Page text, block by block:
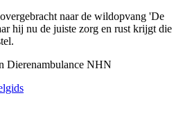
naar de wildopvang 'De
hij nu de juiste zorg en rust krijgt die
Dierenambulance NHN